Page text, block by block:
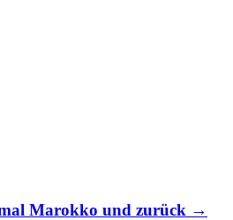
Marokko und zurück →